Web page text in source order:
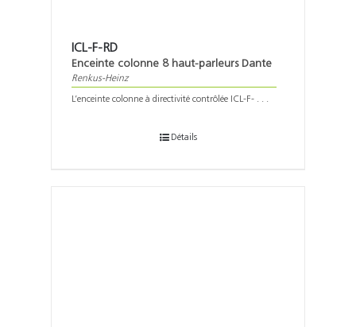
ICL-F-RD
Enceinte colonne 8 haut-parleurs Dante
Renkus-Heinz
L’enceinte colonne à directivité contrôlée ICL-F- . . .
Détails